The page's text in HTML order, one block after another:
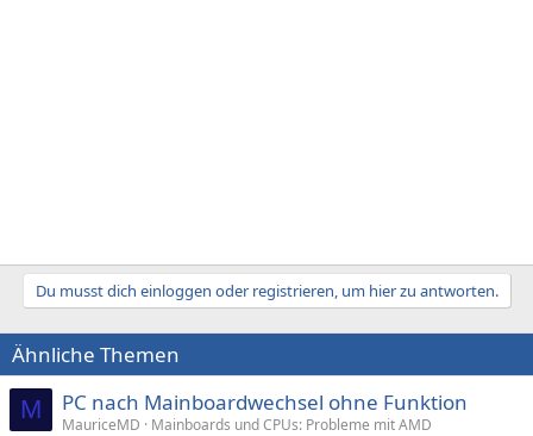
Du musst dich einloggen oder registrieren, um hier zu antworten.
Ähnliche Themen
M PC nach Mainboardwechsel ohne Funktion
MauriceMD
Mainboards und CPUs: Probleme mit AMD